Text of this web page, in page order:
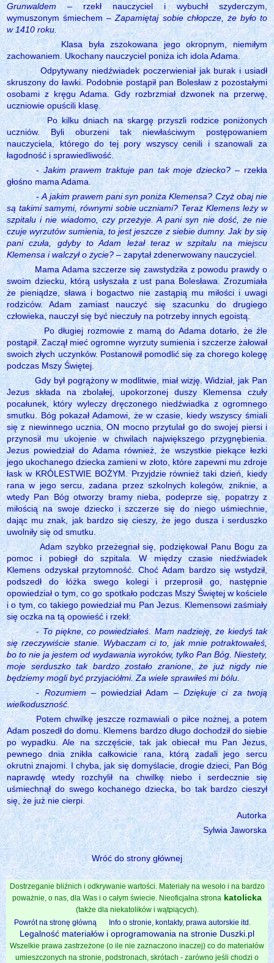
Grunwaldem– rzekł nauczyciel i wybuchł szyderczym,
wymuszonym śmiechem –Zapamiętaj sobie chłopcze, że było to
w 1410 roku.
Klasa była zszokowana jego okropnym, niemiłym
zachowaniem. Ukochany nauczyciel poniża ich idola Adama.
Odpytywany niedźwiadek poczerwieniał jak burak i usiadł
skruszony do ławki. Podobnie postąpił pan Bolesław z pozostałymi
osobami z kręgu Adama. Gdy rozbrzmiał dzwonek na przerwę,
uczniowie opuścili klasę.
Po kilku dniach na skargę przyszli rodzice poniżonych
uczniów. Byli oburzeni tak niewłaściwym postępowaniem
nauczyciela, którego do tej pory wszyscy cenili i szanowali za
łagodność i sprawiedliwość.
-Jakim prawem traktuje pan tak moje dziecko?– rzekła
głośno mama Adama.
-A jakim prawem pani syn poniża Klemensa? Czyż obaj nie
są takimi samymi, równymi sobie uczniami? Teraz Klemens leży w
szpitalu i nie wiadomo, czy przeżyje. A pani syn nie dość, że nie
czuje wyrzutów sumienia, to jest jeszcze z siebie dumny. Jak by się
pani czuła, gdyby to Adam leżał teraz w szpitalu na miejscu
Klemensa i walczył o życie? – zapytał zdenerwowany nauczyciel.
Mama Adama szczerze się zawstydziła z powodu prawdy o
swoim dziecku, którą usłyszała z ust pana Bolesława. Zrozumiała
że pieniądze, sława i bogactwo nie zastąpią mu miłości i uwagi
rodziców. Adam zamiast nauczyć się szacunku do drugiego
człowieka, nauczył się być nieczuły na potrzeby innych egoistą.
Po długiej rozmowie z mamą do Adama dotarło, że źle
postąpił. Zaczął mieć ogromne wyrzuty sumienia i szczerze żałował
swoich złych uczynków. Postanowił pomodlić się za chorego kolegę
podczas Mszy Świętej.
Gdy był pogrążony w modlitwie, miał wizję. Widział, jak Pan
Jezus składa na zbolałej, upokorzonej duszy Klemensa czuły
pocałunek, który wyleczy dręczonego niedźwiadka z ogromnego
smutku. Bóg pokazał Adamowi, że w czasie, kiedy wszyscy śmiali
się z niewinnego ucznia, ON mocno przytulał go do swojej piersi i
przynosił mu ukojenie w chwilach największego przygnębienia.
Jezus powiedział do Adama również, że wszystkie piekące łezki
jego ukochanego dziecka zamieni w złoto, które zapewni mu zdroje
łask w KRÓLESTWIE BOŻYM. Przyjdzie również taki dzień, kiedy
rana w jego sercu, zadana przez szkolnych kolegów, zniknie, a
wtedy Pan Bóg otworzy bramy nieba, podeprze się, popatrzy z
miłością na swoje dziecko i szczerze się do niego uśmiechnie,
dając mu znak, jak bardzo się cieszy, że jego dusza i serduszko
uwolniły się od smutku.
Adam szybko przeżegnał się, podziękował Panu Bogu za
pomoc i pobiegł do szpitala. W między czasie niedźwiadek
Klemens odzyskał przytomność. Choć Adam bardzo się wstydził,
podszedł do łóżka swego kolegi i przeprosił go, następnie
opowiedział o tym, co go spotkało podczas Mszy Świętej w kościele
i o tym, co takiego powiedział mu Pan Jezus. Klemensowi zaśmiały
się oczka na tą opowieść i rzekł:
-To piękne, co powiedziałeś. Mam nadzieję, że kiedyś tak
się rzeczywiście stanie. Wybaczam ci to, jak mnie potraktowałeś,
bo to nie ja jestem od wydawania wyroków, tylko Pan Bóg. Niestety,
moje serduszko tak bardzo zostało zranione, że już nigdy nie
będziemy mogli być przyjaciółmi. Za wiele sprawiłeś mi bólu.
-Rozumiem– powiedział Adam –Dziękuje ci za twoją
wielkoduszność.
Potem chwilkę jeszcze rozmawiali o piłce nożnej, a potem
Adam poszedł do domu. Klemens bardzo długo dochodził do siebie
po wypadku. Ale na szczęście, tak jak obiecał mu Pan Jezus,
pewnego dnia znikła całkowicie rana, którą zadali jego sercu
okrutni znajomi. I chyba, jak się domyślacie, drogie dzieci, Pan Bóg
naprawdę wtedy rozchylił na chwilkę niebo i serdecznie się
uśmiechnął do swego kochanego dziecka, bo tak bardzo cieszył
się, że już nie cierpi.
Autorka
Sylwia Jaworska
Wróć do strony głównej
Dostrzeganie bliźnich i odkrywanie wartości. Materiały na wesoło i na bardzo
poważnie, o nas, dla Was i o całym świecie. Nieoficjalna strona katolicka
(także dla niekatolików i wątpiących).
Powrót na stronę główną
Info o stronie, kontakty, prawa autorskie itd.
Legalność materiałów i oprogramowania na stronie Duszki.pl
Wszelkie prawa zastrzeżone (o ile nie zaznaczono inaczej) co do materiałów
umieszczonych na stronie, podstronach, skrótach - zarówno jeśli chodzi o